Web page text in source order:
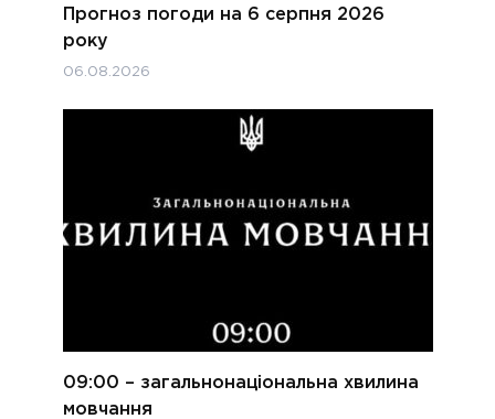
Прогноз погоди на 6 серпня 2026
року
06.08.2026
09:00 – загальнонаціональна хвилина
мовчання